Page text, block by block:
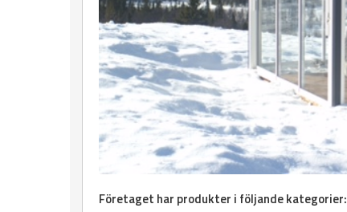
Företaget har produkter i följande kategorier: